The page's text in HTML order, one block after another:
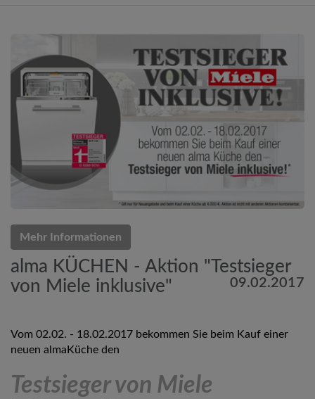
Mehr Informationen
alma KÜCHEN - Aktion "Testsieger
von Miele inklusive"
09.02.2017
Vom 02.02. - 18.02.2017 bekommen Sie beim Kauf einer
neuen almaKüche den
Testsieger von Miele